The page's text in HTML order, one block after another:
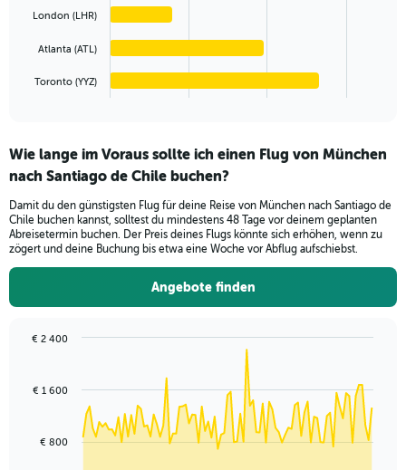
to
The
has
Range:
5
The
chart
has
1
values.
to
London (LHR)
Atlanta (ATL)
Toronto (YYZ)
Wie lange im Voraus sollte ich einen Flug von München
nach Santiago de Chile buchen?
Damit du den günstigsten Flug für deine Reise von München nach Santiago de
Chile buchen kannst, solltest du mindestens 48 Tage vor deinem geplanten
Abreisetermin buchen. Der Preis deines Flugs könnte sich erhöhen, wenn zu
zögert und deine Buchung bis etwa eine Woche vor Abflug aufschiebst.
Angebote finden
91
The€ 800
€ 1 600
€ 2 400